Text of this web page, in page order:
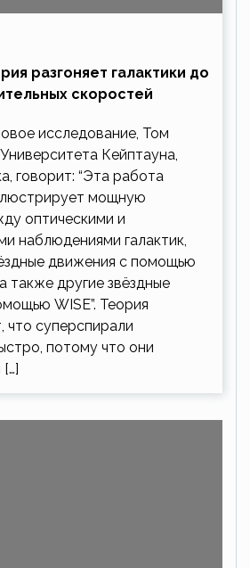
разгоняет галактики до
скоростей
исследование, Том
Кейптауна,
говорит: “Эта работа
мощную
оптическими и
наблюдениями галактик,
движения с помощью
также другие звёздные
WISE”. Теория
что суперспирали
потому что они